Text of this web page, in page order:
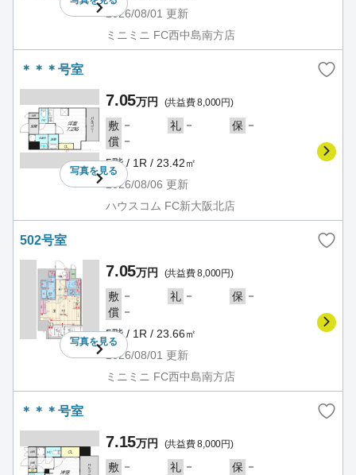
2026/08/01 更新
ミニミニ FC西中島南方店
＊＊＊号室
写真を見る
7.05万円 (共益費 8,000円)
敷 － 礼 － 保 －
償 －
5階 / 1R / 23.42㎡
2026/08/06 更新
ハウスコム FC新大阪北店
502号室
写真を見る
7.05万円 (共益費 8,000円)
敷 － 礼 － 保 －
償 －
5階 / 1R / 23.66㎡
2026/08/01 更新
ミニミニ FC西中島南方店
＊＊＊号室
7.15万円 (共益費 8,000円)
敷 － 礼 － 保 －